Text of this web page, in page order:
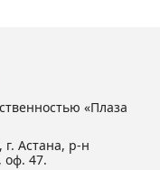
«Плаза
г. Астана, р-н
оф. 47.